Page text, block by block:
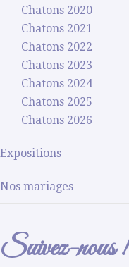
Chatons 2020
Chatons 2021
Chatons 2022
Chatons 2023
Chatons 2024
Chatons 2025
Chatons 2026
Expositions
Nos mariages
Suivez-nous !